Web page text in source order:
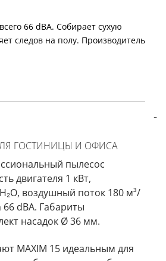
66 dBA. Собирает сухую
следов на полу. Производитель
ГОСТИНИЦЫ И ОФИСА
пылесос
двигателя 1 кВт,
воздушный поток 180 м³/
dBA. Габариты
насадок Ø 36 мм.
MAXIM 15 идеальным для